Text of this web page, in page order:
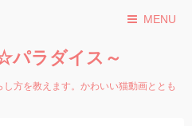
MENU
パラダイス～
方を教えます。かわいい猫動画ととも